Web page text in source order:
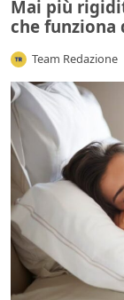
Mai più
che funziona
Team Redazione